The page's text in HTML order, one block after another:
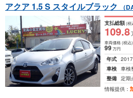
アクア 1.5 S スタイルブラック （
支払総額(税
109.8
車両価格(税込)
99万円
年式 2017
車検 車検
整備 定期
情報提供：